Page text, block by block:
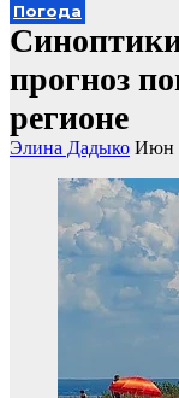
Погода
прогноз
регионе
Элина Дадыко Июн